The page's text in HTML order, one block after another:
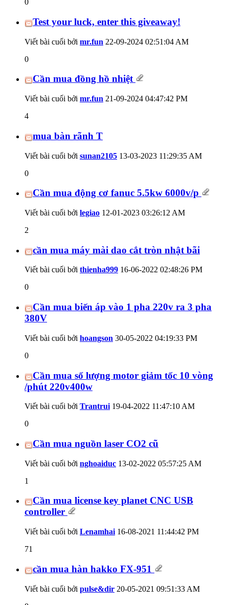
0
Test your luck, enter this giveaway!
Viết bài cuối bởi mr.fun 22-09-2024 02:51:04 AM
0
Cần mua đồng hồ nhiệt
Viết bài cuối bởi mr.fun 21-09-2024 04:47:42 PM
4
mua bàn rãnh T
Viết bài cuối bởi sunan2105 13-03-2023 11:29:35 AM
0
Cần mua động cơ fanuc 5.5kw 6000v/p
Viết bài cuối bởi legiao 12-01-2023 03:26:12 AM
2
cần mua máy mài dao cắt tròn nhật bãi
Viết bài cuối bởi thienha999 16-06-2022 02:48:26 PM
0
Cần mua biến áp vào 1 pha 220v ra 3 pha
380V
Viết bài cuối bởi hoangson 30-05-2022 04:19:33 PM
0
Cần mua số lượng motor giảm tốc 10 vòng
/phút 220v400w
Viết bài cuối bởi Trantrui 19-04-2022 11:47:10 AM
0
Cần mua nguồn laser CO2 cũ
Viết bài cuối bởi nghoaiduc 13-02-2022 05:57:25 AM
1
Cần mua license key planet CNC USB
controller
Viết bài cuối bởi Lenamhai 16-08-2021 11:44:42 PM
71
cần mua hàn hakko FX-951
Viết bài cuối bởi pulse&dir 20-05-2021 09:51:33 AM